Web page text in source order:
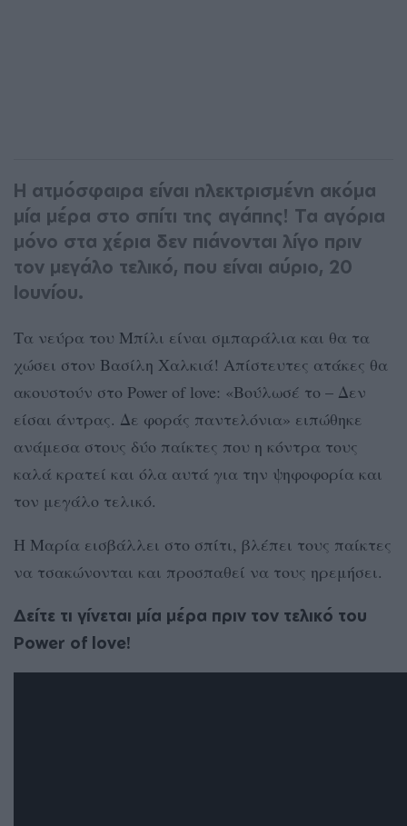
Η ατμόσφαιρα είναι ηλεκτρισμένη ακόμα
μία μέρα στο σπίτι της αγάπης! Τα αγόρια
μόνο στα χέρια δεν πιάνονται λίγο πριν
τον μεγάλο τελικό, που είναι αύριο, 20
Ιουνίου.
Τα νεύρα του Μπίλι είναι σμπαράλια και θα τα
χώσει στον Βασίλη Χαλκιά! Απίστευτες ατάκες θα
ακουστούν στο Power of love: «Βούλωσέ το – Δεν
είσαι άντρας. Δε φοράς παντελόνια» ειπώθηκε
ανάμεσα στους δύο παίκτες που η κόντρα τους
καλά κρατεί και όλα αυτά για την ψηφοφορία και
τον μεγάλο τελικό.
Η Μαρία εισβάλλει στο σπίτι, βλέπει τους παίκτες
να τσακώνονται και προσπαθεί να τους ηρεμήσει.
Δείτε τι γίνεται μία μέρα πριν τον τελικό του
Power of love!